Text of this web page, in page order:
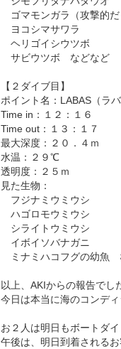
ゴマモンガラ（攻撃的だ
ヨコシマサワラ
ヘリゴイシウツボ
サビウツボ などなど
【２ダイブ目】
ポイント名：LABAS（ラバ
Time in：１２：１６
Time out：１３：１７
最大深度：２０．４ｍ
水温：２９℃
透明度：２５ｍ
見た生物：
フジナミウミウシ
ハゴロモウミウシ
シライトウミウシ
イボイソバナガニ
ミナミハコフグの幼魚
以上、AKIからの報告でし
今日は本当に海のコンデ
お２人は明日もボートダ
午後は、明日到着される